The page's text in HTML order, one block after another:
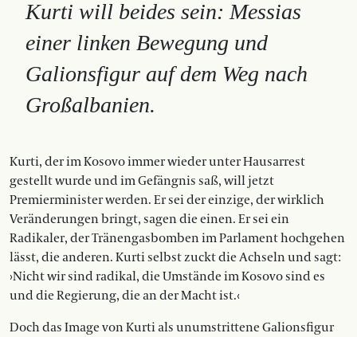
Kurti will beides sein: Messias
einer linken Bewegung und
Galionsfigur auf dem Weg nach
Großalbanien.
Kurti, der im Kosovo immer wieder unter Hausarrest
gestellt wurde und im Gefängnis saß, will jetzt
Premierminister werden. Er sei der einzige, der wirklich
Ver­änderungen bringt, sagen die einen. Er sei ein
Radikaler, der Tränengasbomben im Parlament hochgehen
lässt, die anderen. Kurti selbst zuckt die Achseln und sagt:
›Nicht wir sind radikal, die Umstände im Kosovo sind es
und die Regierung, die an der Macht ist.‹
Doch das Image von Kurti als unumstrittene Galionsfigur